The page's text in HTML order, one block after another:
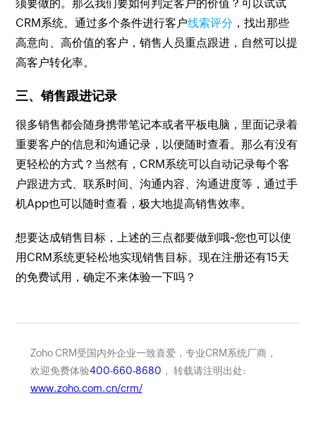
须要做的。那么我们要如何判定客户的价值？可以试试
CRM系统。通过多个条件进行客户线索评分 ，找出那些
高意向、高价值的客户，销售人员重点跟进，自然可以提
高客户转化率。
三、销售跟进记录
很多销售都会随身携带笔记本或者平板电脑，里面记录着
重要客户的信息和沟通记录，以便随时查看。那么有没有
更轻松的方式？当然有，CRM系统可以自动记录每个客
户跟进方式、联系时间、沟通内容、沟通进度等，通过手
机App也可以随时查看，极大地提高销售效率。
想要达成销售目标，上述的三点都要做到哦~您也可以使
用CRM系统更轻松地实现销售目标。现在注册还有15天
的免费试用，确定不来体验一下吗？
Zoho CRM受国内外企业一致喜爱，专业CRM系统厂商，
欢迎免费体验400-660-8680 ， 转载请注明出处:
www.zoho.com.cn/crm/